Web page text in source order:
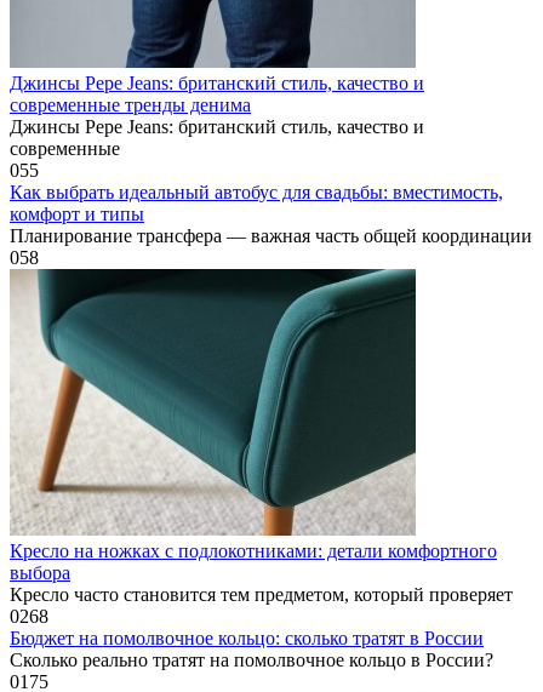
Джинсы Pepe Jeans: британский стиль, качество и
современные тренды денима
Джинсы Pepe Jeans: британский стиль, качество и
современные
055
Как выбрать идеальный автобус для свадьбы: вместимость,
комфорт и типы
Планирование трансфера — важная часть общей координации
058
Кресло на ножках с подлокотниками: детали комфортного
выбора
Кресло часто становится тем предметом, который проверяет
0268
Бюджет на помолвочное кольцо: сколько тратят в России
Сколько реально тратят на помолвочное кольцо в России?
0175